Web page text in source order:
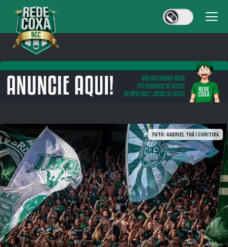
Foto: Gabriel Thá | Coritiba